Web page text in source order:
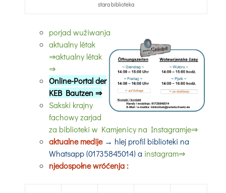
stara biblioteka
porjad wužiwanja
aktualny lětak
⇒aktualny lětak
⇒
Online-Portal der
KEB Bautzen ⇒
Sakski krajny
fachowy zarjad
za biblioteki w Kamjenicy na Instagramje⇒
aktualne medije→ hlej profil biblioteki na
Whatsapp (01735845014) a instagram⇒
njedospołne wróćenja :